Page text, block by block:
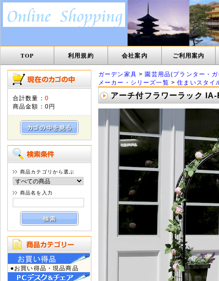
TOP 利用規約 会社案内 ご利用案内
合計数量： 0
商品金額： 0円
商品カテゴリから選ぶ
商品名を入力
●お買い得品・現品商品
ガーデン家具 >園芸用品(プランター・
メーカー・シリーズ一覧 >住まいスタイ
アーチ付フラワーラック